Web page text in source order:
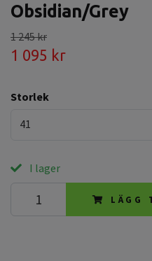
Obsidian/Grey
1 245 kr
1 095 kr
Storlek
41
I lager
LÄGG